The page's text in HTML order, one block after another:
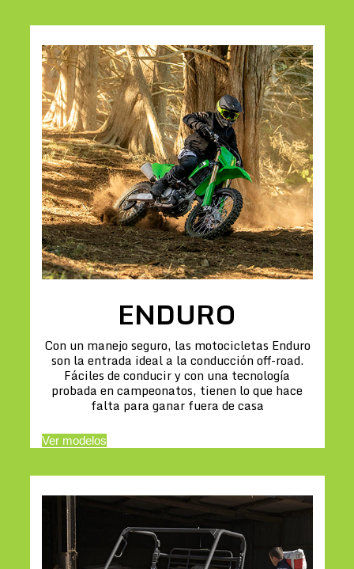
ENDURO
Con un manejo seguro, las motocicletas Enduro
son la entrada ideal a la conducción off-road.
Fáciles de conducir y con una tecnología
probada en campeonatos, tienen lo que hace
falta para ganar fuera de casa
Ver modelos